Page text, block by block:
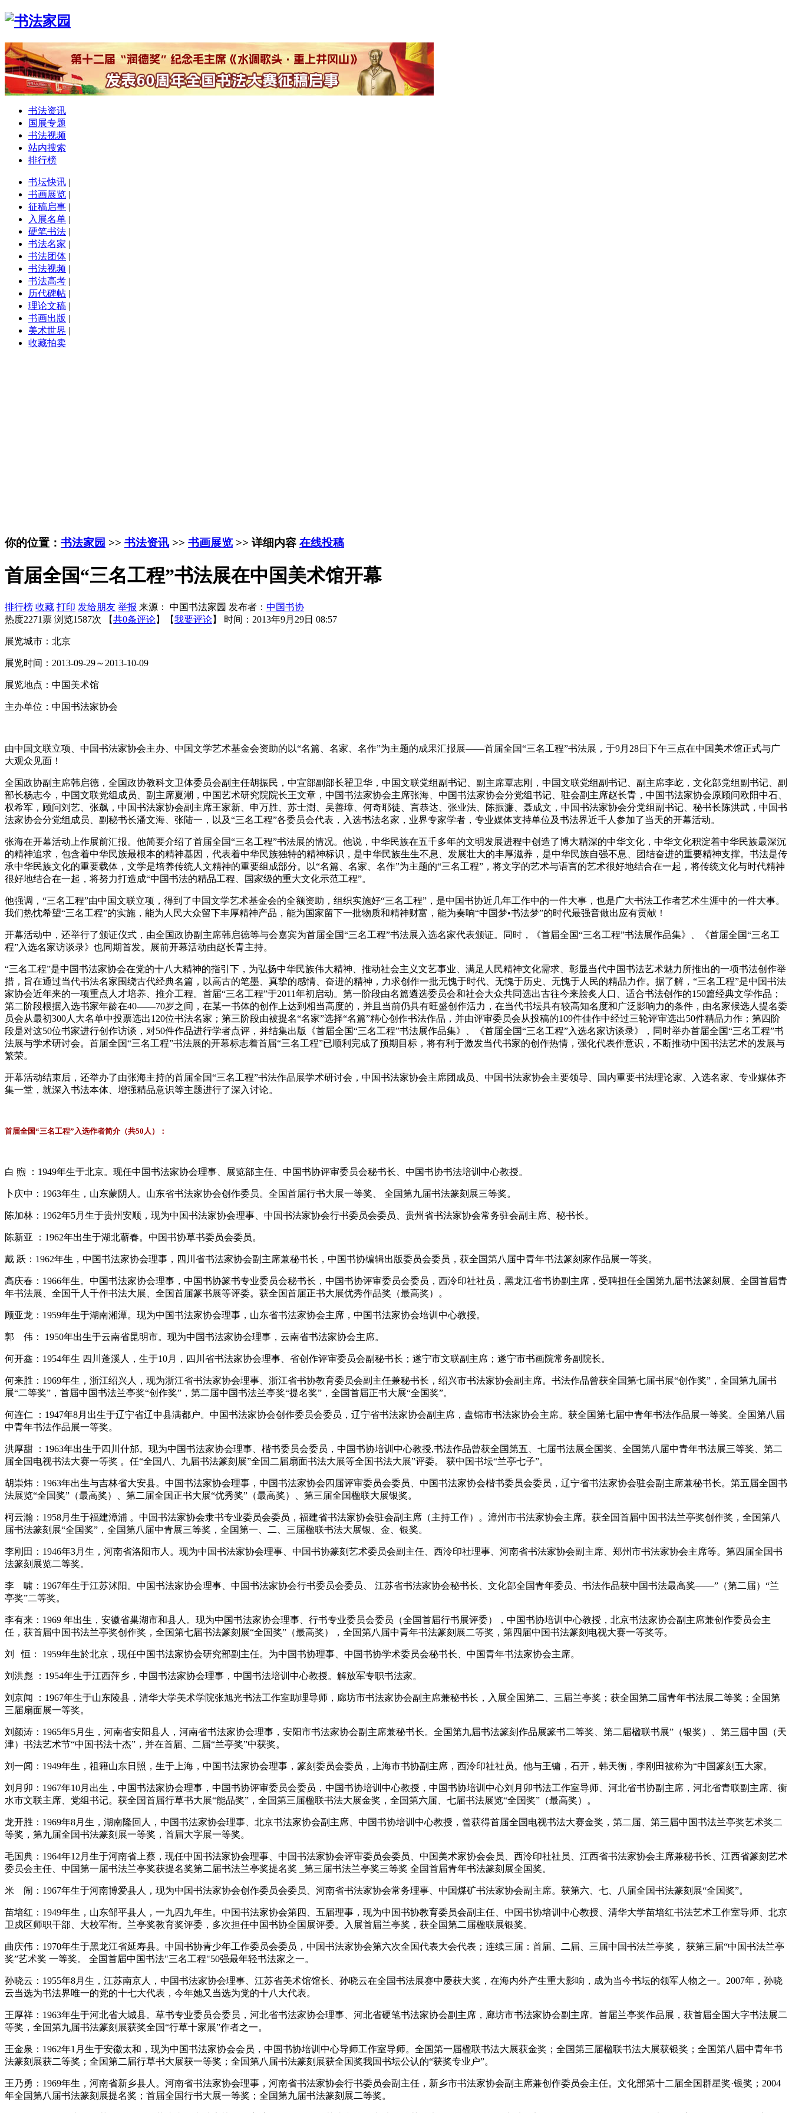
书法资讯
国展专题
书法视频
站内搜索
排行榜
书坛快讯 |
书画展览 |
征稿启事 |
入展名单 |
硬笔书法 |
书法名家 |
书法团体 |
书法视频 |
书法高考 |
历代碑帖 |
理论文稿 |
书画出版 |
美术世界 |
收藏拍卖
你的位置： 书法家园 >> 书法资讯 >> 书画展览 >> 详细内容 在线投稿
首届全国“三名工程”书法展在中国美术馆开幕
排行榜 收藏 打印 发给朋友 举报 来源： 中国书法家园 发布者： 中国书协
热度2271票 浏览1587次 【共0条评论】【我要评论】 时间：2013年9月29日 08:57
展览城市：北京
展览时间：2013-09-29～2013-10-09
展览地点：中国美术馆
主办单位：中国书法家协会
由中国文联立项、中国书法家协会主办、中国文学艺术基金会资助的以“名篇、名家、名作”为主题的成果汇报展——首届全国“三名工程”书法展，于9月28日下午三点在中国美术馆正式与广
大观众见面！
全国政协副主席韩启德，全国政协教科文卫体委员会副主任胡振民，中宣部副部长翟卫华，中国文联党组副书记、副主席覃志刚，中国文联党组副书记、副主席李屹，文化部党组副书记、副
部长杨志今，中国文联党组成员、副主席夏潮，中国艺术研究院院长王文章，中国书法家协会主席张海、中国书法家协会分党组书记、驻会副主席赵长青，中国书法家协会原顾问欧阳中石、
权希军，顾问刘艺、张飙，中国书法家协会副主席王家新、申万胜、苏士澍、吴善璋、何奇耶徒、言恭达、张业法、陈振濂、聂成文，中国书法家协会分党组副书记、秘书长陈洪武，中国书
法家协会分党组成员、副秘书长潘文海、张陆一，以及“三名工程”各委员会代表，入选书法名家，业界专家学者，专业媒体支持单位及书法界近千人参加了当天的开幕活动。
张海在开幕活动上作展前汇报。他简要介绍了首届全国“三名工程”书法展的情况。他说，中华民族在五千多年的文明发展进程中创造了博大精深的中华文化，中华文化积淀着中华民族最深沉
的精神追求，包含着中华民族最根本的精神基因，代表着中华民族独特的精神标识，是中华民族生生不息、发展壮大的丰厚滋养，是中华民族自强不息、团结奋进的重要精神支撑。书法是传
承中华民族文化的重要载体，文学是培养传统人文精神的重要组成部分。以“名篇、名家、名作”为主题的“三名工程”，将文字的艺术与语言的艺术很好地结合在一起，将传统文化与时代精神
很好地结合在一起，将努力打造成“中国书法的精品工程、国家级的重大文化示范工程”。
他强调，“三名工程”由中国文联立项，得到了中国文学艺术基金会的全额资助，组织实施好“三名工程”，是中国书协近几年工作中的一件大事，也是广大书法工作者艺术生涯中的一件大事。
我们热忱希望“三名工程”的实施，能为人民大众留下丰厚精神产品，能为国家留下一批物质和精神财富，能为奏响“中国梦•书法梦”的时代最强音做出应有贡献！
开幕活动中，还举行了颁证仪式，由全国政协副主席韩启德等与会嘉宾为首届全国“三名工程”书法展入选名家代表颁证。同时，《首届全国“三名工程”书法展作品集》、《首届全国“三名工
程”入选名家访谈录》也同期首发。展前开幕活动由赵长青主持。
“三名工程”是中国书法家协会在党的十八大精神的指引下，为弘扬中华民族伟大精神、推动社会主义文艺事业、满足人民精神文化需求、彰显当代中国书法艺术魅力所推出的一项书法创作举
措，旨在通过当代书法名家围绕古代经典名篇，以高古的笔墨、真挚的感情、奋进的精神，力求创作一批无愧于时代、无愧于历史、无愧于人民的精品力作。据了解，“三名工程”是中国书法
家协会近年来的一项重点人才培养、推介工程。首届“三名工程”于2011年初启动。第一阶段由名篇遴选委员会和社会大众共同选出古往今来脍炙人口、适合书法创作的150篇经典文学作品；
第二阶段根据入选书家年龄在40——70岁之间，在某一书体的创作上达到相当高度的，并且当前仍具有旺盛创作活力，在当代书坛具有较高知名度和广泛影响力的条件，由名家候选人提名委
员会从最初300人大名单中投票选出120位书法名家；第三阶段由被提名“名家”选择“名篇”精心创作书法作品，并由评审委员会从投稿的109件佳作中经过三轮评审选出50件精品力作；第四阶
段是对这50位书家进行创作访谈，对50件作品进行学者点评，并结集出版《首届全国“三名工程”书法展作品集》、《首届全国“三名工程”入选名家访谈录》，同时举办首届全国“三名工程”书
法展与学术研讨会。首届全国“三名工程”书法展的开幕标志着首届“三名工程”已顺利完成了预期目标，将有利于激发当代书家的创作热情，强化代表作意识，不断推动中国书法艺术的发展与
繁荣。
开幕活动结束后，还举办了由张海主持的首届全国“三名工程”书法作品展学术研讨会，中国书法家协会主席团成员、中国书法家协会主要领导、国内重要书法理论家、入选名家、专业媒体齐
集一堂，就深入书法本体、增强精品意识等主题进行了深入讨论。
首届全国“三名工程”入选作者简介（共50人）：
白 煦 ：1949年生于北京。现任中国书法家协会理事、展览部主任、中国书协评审委员会秘书长、中国书协书法培训中心教授。
卜庆中：1963年生，山东蒙阴人。山东省书法家协会创作委员。全国首届行书大展一等奖、 全国第九届书法篆刻展三等奖。
陈加林：1962年5月生于贵州安顺，现为中国书法家协会理事、中国书法家协会行书委员会委员、贵州省书法家协会常务驻会副主席、秘书长。
陈新亚 ：1962年出生于湖北蕲春。中国书协草书委员会委员。
戴 跃：1962年生，中国书法家协会理事，四川省书法家协会副主席兼秘书长，中国书协编辑出版委员会委员，获全国第八届中青年书法篆刻家作品展一等奖。
高庆春：1966年生。中国书法家协会理事，中国书协篆书专业委员会秘书长，中国书协评审委员会委员，西泠印社社员，黑龙江省书协副主席，受聘担任全国第九届书法篆刻展、全国首届青
年书法展、全国千人千作书法大展、全国首届篆书展等评委。获全国首届正书大展优秀作品奖（最高奖）。
顾亚龙：1959年生于湖南湘潭。现为中国书法家协会理事，山东省书法家协会主席，中国书法家协会培训中心教授。
郭 伟： 1950年出生于云南省昆明市。现为中国书法家协会理事，云南省书法家协会主席。
何开鑫：1954年生 四川蓬溪人，生于10月，四川省书法家协会理事、省创作评审委员会副秘书长；遂宁市文联副主席；遂宁市书画院常务副院长。
何来胜：1969年生，浙江绍兴人，现为浙江省书法家协会理事、浙江省书协教育委员会副主任兼秘书长，绍兴市书法家协会副主席。书法作品曾获全国第七届书展“创作奖”，全国第九届书
展“二等奖”，首届中国书法兰亭奖“创作奖”，第二届中国书法兰亭奖“提名奖”，全国首届正书大展“全国奖”。
何连仁 ：1947年8月出生于辽宁省辽中县满都户。中国书法家协会创作委员会委员，辽宁省书法家协会副主席，盘锦市书法家协会主席。获全国第七届中青年书法作品展一等奖。全国第八届
中青年书法作品展一等奖。
洪厚甜 ：1963年出生于四川什邡。现为中国书法家协会理事、楷书委员会委员，中国书协培训中心教授,书法作品曾获全国第五、七届书法展全国奖、全国第八届中青年书法展三等奖、第二
届全国电视书法大赛一等奖 。任“全国八、九届书法篆刻展”全国二届扇面书法大展等全国书法大展”评委。 获中国书坛“兰亭七子”。
胡崇炜：1963年出生与吉林省大安县。中国书法家协会理事，中国书法家协会四届评审委员会委员、中国书法家协会楷书委员会委员，辽宁省书法家协会驻会副主席兼秘书长。第五届全国书
法展览“全国奖”（最高奖）、第二届全国正书大展“优秀奖”（最高奖）、第三届全国楹联大展银奖。
柯云瀚：1958月生于福建漳浦 。中国书法家协会隶书专业委员会委员，福建省书法家协会驻会副主席（主持工作）。漳州市书法家协会主席。获全国首届中国书法兰亭奖创作奖，全国第八
届书法篆刻展“全国奖”，全国第八届中青展三等奖，全国第一、二、三届楹联书法大展银、金、银奖。
李刚田：1946年3月生，河南省洛阳市人。现为中国书法家协会理事、中国书协篆刻艺术委员会副主任、西泠印社理事、河南省书法家协会副主席、郑州市书法家协会主席等。第四届全国书
法篆刻展览二等奖。
李 啸：1967年生于江苏沭阳。中国书法家协会理事、中国书法家协会行书委员会委员、 江苏省书法家协会秘书长、文化部全国青年委员、书法作品获中国书法最高奖——”（第二届）“兰
亭奖”二等奖。
李有来：1969 年出生，安徽省巢湖市和县人。现为中国书法家协会理事、行书专业委员会委员（全国首届行书展评委），中国书协培训中心教授，北京书法家协会副主席兼创作委员会主
任，获首届中国书法兰亭奖创作奖，全国第七届书法篆刻展“全国奖”（最高奖），全国第八届中青年书法篆刻展二等奖，第四届中国书法篆刻电视大赛一等奖等。
刘 恒： 1959年生於北京，现任中国书法家协会研究部副主任。为中国书协理事、中国书协学术委员会秘书长、中国青年书法家协会主席。
刘洪彪 ：1954年生于江西萍乡，中国书法家协会理事，中国书法培训中心教授。解放军专职书法家。
刘京闻 ：1967年生于山东陵县，清华大学美术学院张旭光书法工作室助理导师，廊坊市书法家协会副主席兼秘书长，入展全国第二、三届兰亭奖；获全国第二届青年书法展二等奖；全国第
三届扇面展一等奖。
刘颜涛：1965年5月生，河南省安阳县人，河南省书法家协会理事，安阳市书法家协会副主席兼秘书长。全国第九届书法篆刻作品展篆书二等奖、第二届楹联书展”（银奖）、第三届中国（天
津）书法艺术节“中国书法十杰”，并在首届、二届“兰亭奖”中获奖。
刘一闻：1949年生，祖籍山东日照，生于上海，中国书法家协会理事，篆刻委员会委员，上海市书协副主席，西泠印社社员。他与王镛，石开，韩天衡，李刚田被称为“中国篆刻五大家。
刘月卯：1967年10月出生，中国书法家协会理事，中国书协评审委员会委员，中国书协培训中心教授，中国书协培训中心刘月卯书法工作室导师、河北省书协副主席，河北省青联副主席、衡
水市文联主席、党组书记。获全国首届行草书大展“能品奖”，全国第三届楹联书法大展金奖，全国第六届、七届书法展览“全国奖”（最高奖）。
龙开胜：1969年8月生，湖南隆回人，中国书法家协会理事、北京书法家协会副主席、中国书协培训中心教授，曾获得首届全国电视书法大赛金奖，第二届、第三届中国书法兰亭奖艺术奖二
等奖，第九届全国书法篆刻展一等奖，首届大字展一等奖。
毛国典：1964年12月生于河南省上蔡，现任中国书法家协会理事、中国书法家协会评审委员会委员、中国美术家协会会员、西泠印社社员、江西省书法家协会主席兼秘书长、江西省篆刻艺术
委员会主任、中国第一届书法兰亭奖获提名奖第二届书法兰亭奖提名奖 _第三届书法兰亭奖三等奖 全国首届青年书法篆刻展全国奖。
米 闹：1967年生于河南博爱县人，现为中国书法家协会创作委员会委员、河南省书法家协会常务理事、中国煤矿书法家协会副主席。获第六、七、八届全国书法篆刻展“全国奖”。
苗培红：1949年生，山东邹平县人，一九四九年生。中国书法家协会第四、五届理事，现为中国书协教育委员会副主任、中国书协培训中心教授、清华大学苗培红书法艺术工作室导师、北京
卫戍区师职干部、大校军衔。兰亭奖教育奖评委，多次担任中国书协全国展评委。入展首届兰亭奖，获全国第二届楹联展银奖。
曲庆伟：1970年生于黑龙江省延寿县。中国书协青少年工作委员会委员，中国书法家协会第六次全国代表大会代表；连续三届：首届、二届、三届中国书法兰亭奖， 获第三届“中国书法兰亭
奖”艺术奖 一等奖。 全国首届中国书法"三名工程"50强最年轻书法家之一。
孙晓云：1955年8月生，江苏南京人，中国书法家协会理事、江苏省美术馆馆长、孙晓云在全国书法展赛中屡获大奖，在海内外产生重大影响，成为当今书坛的领军人物之一。2007年，孙晓
云当选为书法界唯一的党的十七大代表，今年她又当选为党的十八大代表。
王厚祥：1963年生于河北省大城县。草书专业委员会委员，河北省书法家协会理事、河北省硬笔书法家协会副主席，廊坊市书法家协会副主席。首届兰亭奖作品展，获首届全国大字书法展二
等奖，全国第九届书法篆刻展获奖全国“行草十家展”作者之一。
王金泉：1962年1月生于安徽太和，现为中国书法家协会会员，中国书协培训中心导师工作室导师。全国第一届楹联书法大展获金奖；全国第三届楹联书法大展获银奖；全国第八届中青年书
法篆刻展获二等奖；全国第二届行草书大展获一等奖；全国第八届书法篆刻展获全国奖我国书坛公认的“获奖专业户”。
王乃勇：1969年生，河南省新乡县人。河南省书法家协会理事，河南省书法家协会行书委员会副主任，新乡市书法家协会副主席兼创作委员会主任。文化部第十二届全国群星奖·银奖；2004
年全国第八届书法篆刻展提名奖；首届全国行书大展一等奖；全国第九届书法篆刻展二等奖。